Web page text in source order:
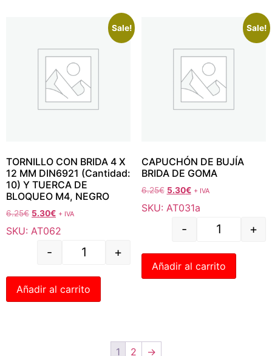
Sale!
TORNILLO CON BRIDA 4 X
12 MM DIN6921 (Cantidad:
10) Y TUERCA DE
BLOQUEO M4, NEGRO
6.25€ 5.30€ + IVA
SKU: AT062
- +
Añadir al carrito
Sale!
CAPUCHÓN DE BUJÍA
BRIDA DE GOMA
6.25€ 5.30€ + IVA
SKU: AT031a
- +
Añadir al carrito
1 2 →